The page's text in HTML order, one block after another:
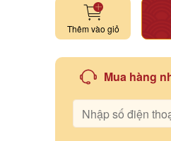
Thêm vào giỏ
Mua hàng